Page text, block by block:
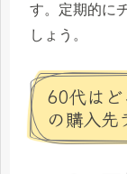
す。定期的に
しょう。
60代は
の購入先